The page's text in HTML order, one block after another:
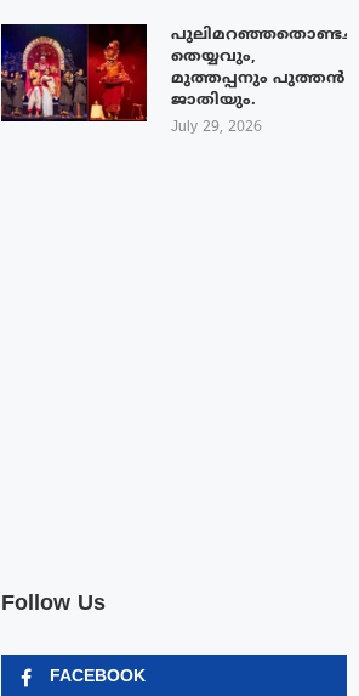
തെയ്യവും,
മുത്തപ്പനും പുത്തൻ
ജാതിയും.
July 29, 2026
Follow Us
FACEBOOK